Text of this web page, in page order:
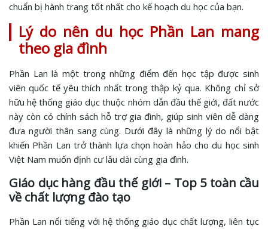
chuẩn bị hành trang tốt nhất cho kế hoạch du học của bạn.
Lý do nên du học Phần Lan mang
theo gia đình
Phần Lan là một trong những điểm đến học tập được sinh
viên quốc tế yêu thích nhất trong thập kỷ qua. Không chỉ sở
hữu hệ thống giáo dục thuộc nhóm dẫn đầu thế giới, đất nước
này còn có chính sách hỗ trợ gia đình, giúp sinh viên dễ dàng
đưa người thân sang cùng. Dưới đây là những lý do nổi bật
khiến Phần Lan trở thành lựa chọn hoàn hảo cho du học sinh
Việt Nam muốn định cư lâu dài cùng gia đình.
Giáo dục hàng đầu thế giới – Top 5 toàn cầu
về chất lượng đào tạo
Phần Lan nổi tiếng với hệ thống giáo dục chất lượng, liên tục